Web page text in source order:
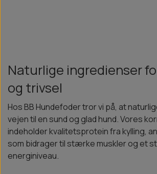
Naturlige ingredienser
og trivsel
Hos BB Hundefoder tror vi på, at
vejen til en sund og glad hund. Vores
indeholder kvalitetsprotein fra kylling,
som bidrager til stærke muskler og et
energiniveau.